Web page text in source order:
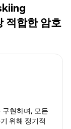
적합한 암호
구현하며, 모든
위해 정기적